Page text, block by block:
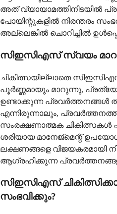
അത് വ്യായാമത്തിനിടയിൽ
പോയിന്റുകളിൽ നിരന്തരം
അല്ലെങ്കിൽ ചൊറിച്ചിൽ
സിഇസിഎസ് സ്വയം
ചികിത്സയില്ലാതെ
പൂർണ്ണമായും മാറുന്നു,
ഉണ്ടാക്കുന്ന പ്രവർത്തനങ്ങൾ
എന്നിരുന്നാലും,
സംരക്ഷണാത്മക ചികിത്സകൾ
ശരിയായ മാനേജ്മെന്റ്
ലക്ഷണങ്ങളെ വിജയകരമായി
ആഗ്രഹിക്കുന്ന
സിഇസിഎസ്
സംഭവിക്കും?